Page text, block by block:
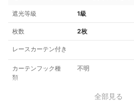
遮光等級 1級
枚数 2枚
レースカーテン付き
カーテンフック種
類
不明
全部見る